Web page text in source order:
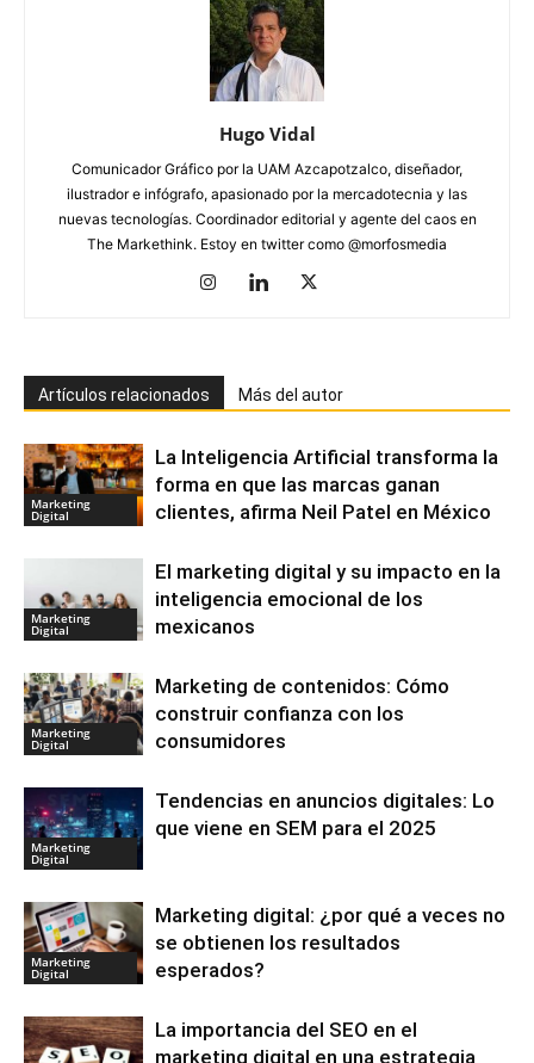
Hugo Vidal
Comunicador Gráfico por la UAM Azcapotzalco, diseñador,
ilustrador e infógrafo, apasionado por la mercadotecnia y las
nuevas tecnologías. Coordinador editorial y agente del caos en
The Markethink. Estoy en twitter como @morfosmedia
Artículos relacionados Más del autor
Marketing
Digital
La Inteligencia Artificial transforma la
forma en que las marcas ganan
clientes, afirma Neil Patel en México
Marketing
Digital
El marketing digital y su impacto en la
inteligencia emocional de los
mexicanos
Marketing
Digital
Marketing de contenidos: Cómo
construir confianza con los
consumidores
Marketing
Digital
Tendencias en anuncios digitales: Lo
que viene en SEM para el 2025
Marketing
Digital
Marketing digital: ¿por qué a veces no
se obtienen los resultados
esperados?
La importancia del SEO en el
marketing digital en una estrategia